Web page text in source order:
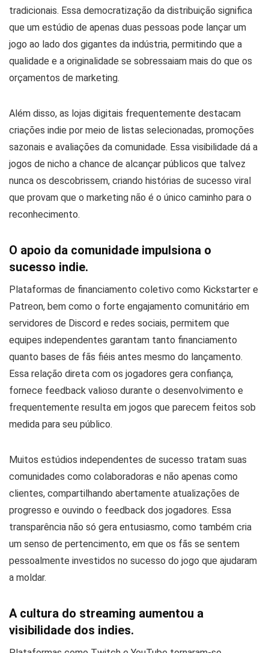
tradicionais. Essa democratização da distribuição significa
que um estúdio de apenas duas pessoas pode lançar um
jogo ao lado dos gigantes da indústria, permitindo que a
qualidade e a originalidade se sobressaiam mais do que os
orçamentos de marketing.
Além disso, as lojas digitais frequentemente destacam
criações indie por meio de listas selecionadas, promoções
sazonais e avaliações da comunidade. Essa visibilidade dá a
jogos de nicho a chance de alcançar públicos que talvez
nunca os descobrissem, criando histórias de sucesso viral
que provam que o marketing não é o único caminho para o
reconhecimento.
O apoio da comunidade impulsiona o
sucesso indie.
Plataformas de financiamento coletivo como Kickstarter e
Patreon, bem como o forte engajamento comunitário em
servidores de Discord e redes sociais, permitem que
equipes independentes garantam tanto financiamento
quanto bases de fãs fiéis antes mesmo do lançamento.
Essa relação direta com os jogadores gera confiança,
fornece feedback valioso durante o desenvolvimento e
frequentemente resulta em jogos que parecem feitos sob
medida para seu público.
Muitos estúdios independentes de sucesso tratam suas
comunidades como colaboradoras e não apenas como
clientes, compartilhando abertamente atualizações de
progresso e ouvindo o feedback dos jogadores. Essa
transparência não só gera entusiasmo, como também cria
um senso de pertencimento, em que os fãs se sentem
pessoalmente investidos no sucesso do jogo que ajudaram
a moldar.
A cultura do streaming aumentou a
visibilidade dos indies.